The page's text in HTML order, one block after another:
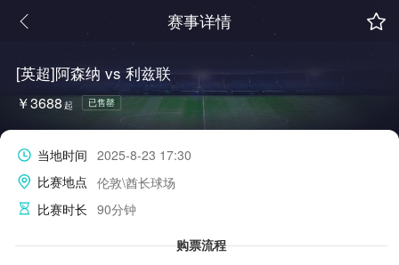
赛事详情
[英超]阿森纳 vs 利兹联
￥3688起 已售罄
当地时间 2025-8-23 17:30
比赛地点 伦敦\酋长球场
比赛时长 90分钟
购票流程